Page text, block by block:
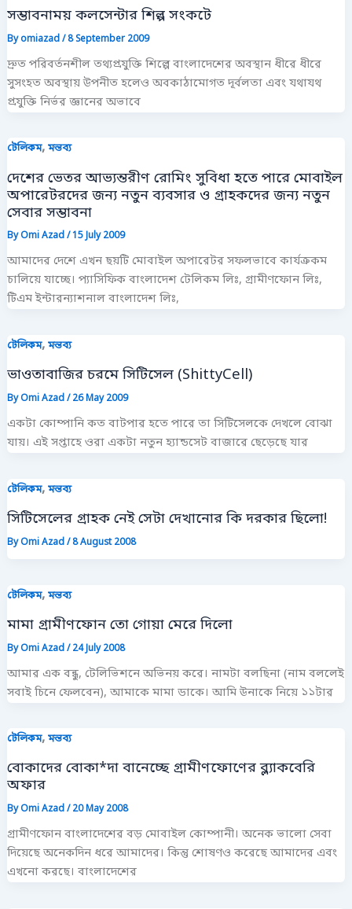
সম্ভাবনাময় কলসেন্টার শিল্প সংকটে
Byomiazad/8 September 2009
দ্রুত পরিবর্তনশীল তথ্যপ্রযুক্তি শিল্পে বাংলাদেশের অবস্থান ধীরে ধীরে
সুসংহত অবস্থায় উপনীত হলেও অবকাঠামোগত দূর্বলতা এবং যথাযথ
প্রযুক্তি নির্ভর জ্ঞানের অভাবে
টেলিকম, মন্তব্য
দেশের ভেতর আভ্যন্তরীণ রোমিং সুবিধা হতে পারে মোবাইল
অপারেটরদের জন্য নতুন ব্যবসার ও গ্রাহকদের জন্য নতুন
সেবার সম্ভাবনা
ByOmi Azad/15 July 2009
আমাদের দেশে এখন ছয়টি মোবাইল অপারেটর সফলভাবে কার্যক্রকম
চালিয়ে যাচ্ছে। প্যাসিফিক বাংলাদেশ টেলিকম লিঃ, গ্রামীণফোন লিঃ,
টিএম ইন্টারন্যাশনাল বাংলাদেশ লিঃ,
টেলিকম, মন্তব্য
ভাওতাবাজির চরমে সিটিসেল (ShittyCell)
ByOmi Azad/26 May 2009
একটা কোম্পানি কত বাটপার হতে পারে তা সিটিসেলকে দেখলে বোঝা
যায়। এই সপ্তাহে ওরা একটা নতুন হ্যান্ডসেট বাজারে ছেড়েছে যার
টেলিকম, মন্তব্য
সিটিসেলের গ্রাহক নেই সেটা দেখানোর কি দরকার ছিলো!
ByOmi Azad/8 August 2008
টেলিকম, মন্তব্য
মামা গ্রামীণফোন তো গোয়া মেরে দিলো
ByOmi Azad/24 July 2008
আমার এক বন্ধু, টেলিভিশনে অভিনয় করে। নামটা বলছিনা (নাম বললেই
সবাই চিনে ফেলবেন), আমাকে মামা ডাকে। আমি উনাকে নিয়ে ১১টার
টেলিকম, মন্তব্য
বোকাদের বোকা*দা বানেচ্ছে গ্রামীণফোণের ব্ল্যাকবেরি
অফার
ByOmi Azad/20 May 2008
গ্রামীণফোন বাংলাদেশের বড় মোবাইল কোম্পানী। অনেক ভালো সেবা
দিয়েছে অনেকদিন ধরে আমাদের। কিন্তু শোষণও করেছে আমাদের এবং
এখনো করছে। বাংলাদেশের